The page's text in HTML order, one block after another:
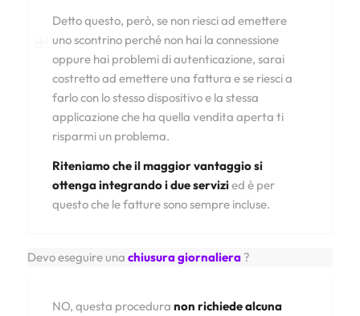
Detto questo, però, se non riesci ad emettere
uno scontrino perché non hai la connessione
oppure hai problemi di autenticazione, sarai
costretto ad emettere una fattura e se riesci a
farlo con lo stesso dispositivo e la stessa
applicazione che ha quella vendita aperta ti
risparmi un problema.
Riteniamo che il maggior vantaggio si
ottenga integrando i due servizied è per
questo che le fatture sono sempre incluse.
Devo eseguire una chiusura giornaliera?
NO, questa procedura non richiede alcuna